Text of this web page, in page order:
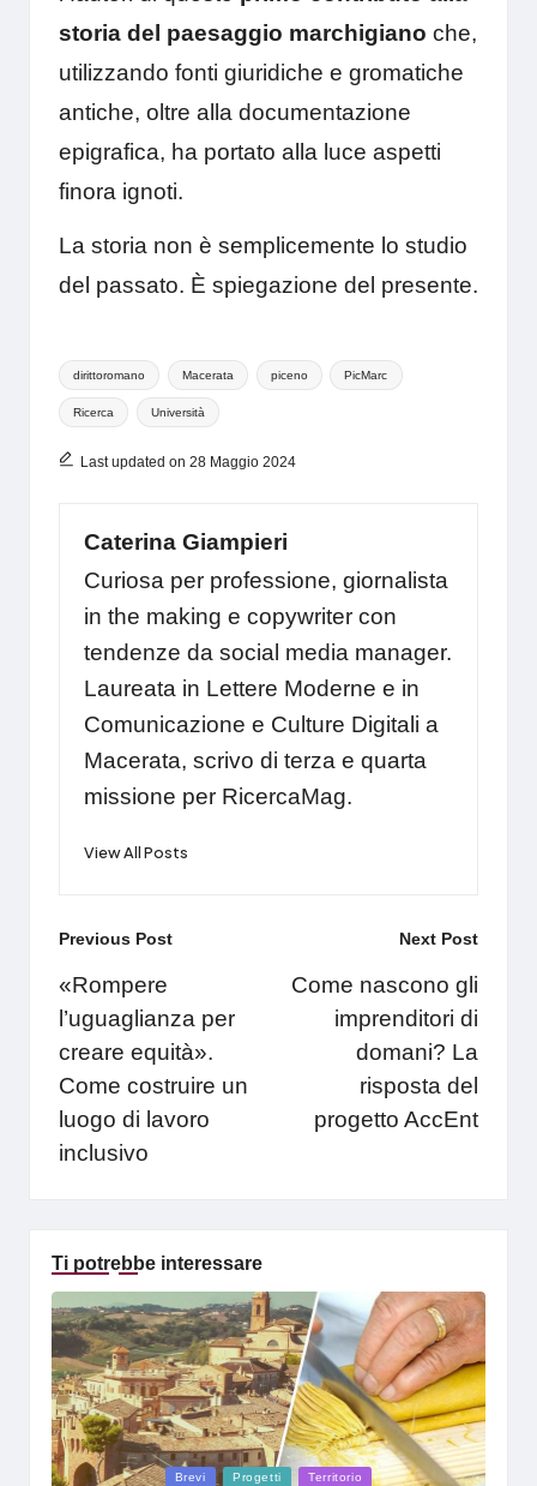
storia del paesaggio marchigiano che,
utilizzando fonti giuridiche e gromatiche
antiche, oltre alla documentazione
epigrafica, ha portato alla luce aspetti
finora ignoti.
La storia non è semplicemente lo studio
del passato. È spiegazione del presente.
Tags:
dirittoromano Macerata piceno PicMarc
Ricerca Università
Last updated on 28 Maggio 2024
Caterina Giampieri
Curiosa per professione, giornalista
in the making e copywriter con
tendenze da social media manager.
Laureata in Lettere Moderne e in
Comunicazione e Culture Digitali a
Macerata, scrivo di terza e quarta
missione per RicercaMag.
View All Posts
Post
navigation
Previous Post
«Rompere
l’uguaglianza per
creare equità».
Come costruire un
luogo di lavoro
inclusivo
Next Post
Come nascono gli
imprenditori di
domani? La
risposta del
progetto AccEnt
Ti potrebbe interessare
Posted
Brevi Progetti Territorio